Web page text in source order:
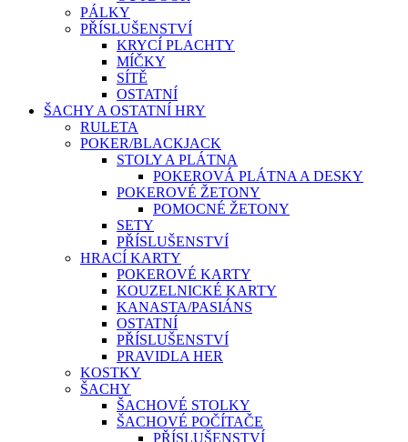
PÁLKY
PŘÍSLUŠENSTVÍ
KRYCÍ PLACHTY
MÍČKY
SÍTĚ
OSTATNÍ
ŠACHY A OSTATNÍ HRY
RULETA
POKER/BLACKJACK
STOLY A PLÁTNA
POKEROVÁ PLÁTNA A DESKY
POKEROVÉ ŽETONY
POMOCNÉ ŽETONY
SETY
PŘÍSLUŠENSTVÍ
HRACÍ KARTY
POKEROVÉ KARTY
KOUZELNICKÉ KARTY
KANASTA/PASIÁNS
OSTATNÍ
PŘÍSLUŠENSTVÍ
PRAVIDLA HER
KOSTKY
ŠACHY
ŠACHOVÉ STOLKY
ŠACHOVÉ POČÍTAČE
PŘÍSLUŠENSTVÍ